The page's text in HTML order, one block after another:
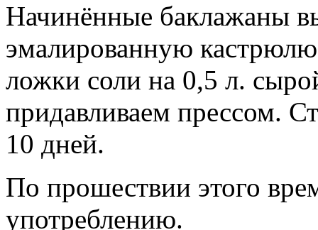
Начинённые баклажаны
эмалированную
ложки соли на 0,5 л.
придавливаем прессом.
10 дней.
По прошествии этого
употреблению.